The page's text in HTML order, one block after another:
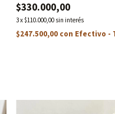
$330.000,00
3x $110.000,00 sin interés
$247.500,00 con Efectivo -